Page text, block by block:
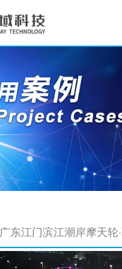
广东江门滨江潮岸摩天轮